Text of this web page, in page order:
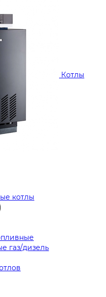
Котлы
котлы
газ/дизель